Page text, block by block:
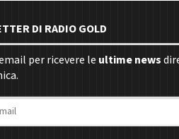
DI RADIO GOLD
per ricevere le ultime news